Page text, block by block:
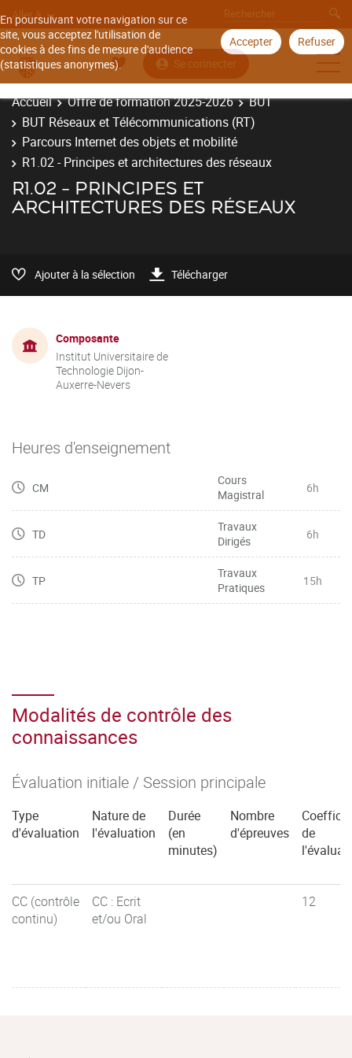
En poursuivant votre navigation sur ce
site, vous acceptez l'utilisation de
cookies à des fins de mesure d'audience
(statistiques anonymes).
Accepter Refuser
Aller à
Se connecter
Accueil Offre de formation 2025-2026
BUT
BUT Réseaux et Télécommunications (RT)
Parcours Internet des objets et mobilité
R1.02 - Principes et architectures des réseaux
R1.02 - PRINCIPES ET
ARCHITECTURES DES RÉSEAUX
Ajouter à la sélection Télécharger
Composante
Institut Universitaire de
Technologie Dijon-
Auxerre-Nevers
Heures d'enseignement
CM
Cours
Magistral
6h
TD
Travaux
Dirigés
6h
TP
Travaux
Pratiques
15h
Modalités de contrôle des
connaissances
Évaluation initiale / Session principale
Type
d'évaluation
Nature de
l'évaluation
Durée
(en
minutes)
Nombre
d'épreuves
de
CC (contrôle
continu)
CC : Ecrit
et/ou Oral
12